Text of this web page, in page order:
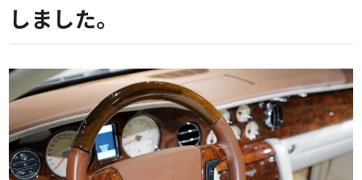
しました。